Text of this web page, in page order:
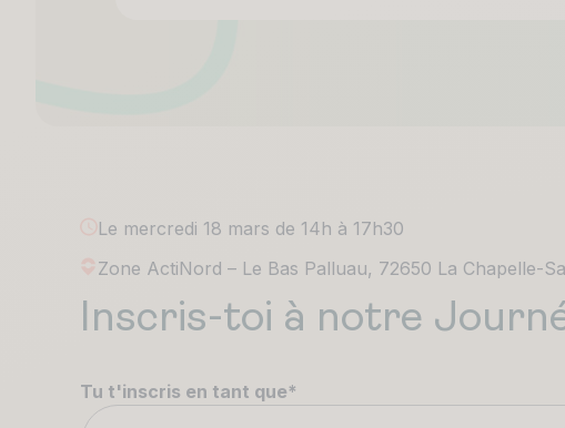
Le mercredi 18 mars de 14h à 17h30
Zone ActiNord – Le Bas Palluau, 72650 La Chapelle-
Inscris-toi à notre
Tu t'inscris en tant que*